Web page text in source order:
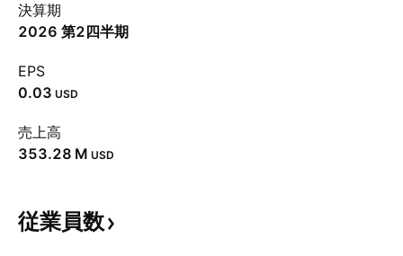
決算期
2026 第2四半期
EPS
0.03 USD
売上高
‪353.28 M‬ USD
従業員数